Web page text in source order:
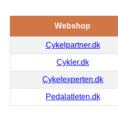
Webshop
Cykelpartner.dk
Cykler.dk
Cykelexperten.dk
Pedalatleten.dk